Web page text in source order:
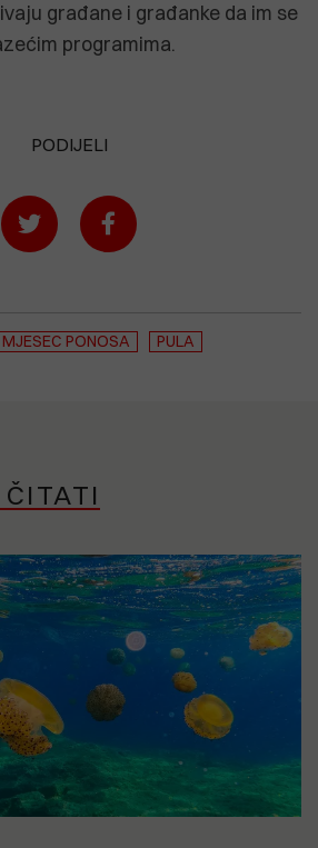
građane i građanke da im se
programima.
PODIJELI
MJESEC PONOSA PULA